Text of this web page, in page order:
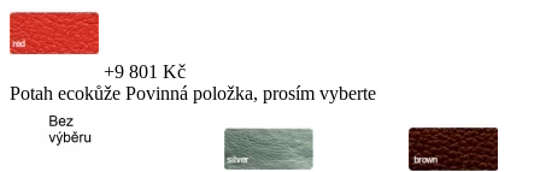
+9 801 Kč
Potah ecokůže Povinná položka, prosím vyberte